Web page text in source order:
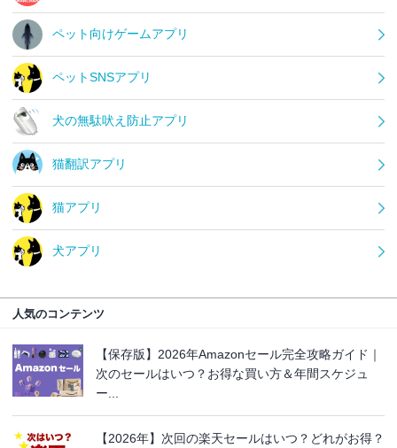
ペット向けゲームアプリ
ペットSNSアプリ
犬の無駄吠え防止アプリ
猫翻訳アプリ
猫アプリ
犬アプリ
人気のコンテンツ
【保存版】2026年Amazonセール完全攻略ガイド｜
次のセールはいつ？お得な買い方＆年間スケジュ
ー...
【2026年】次回の楽天セールはいつ？どれがお得？